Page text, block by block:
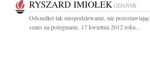
RYSZARD IMIOŁEK GDAŃSK
Odszedłeś tak niespodziewanie, nie pozostawiając
szans na pożegnanie. 17 kwietnia 2012 roku...